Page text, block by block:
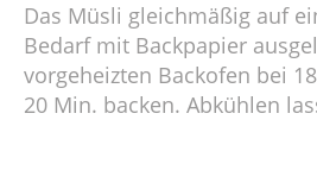
Das Müsli gleichmäßig auf
Bedarf mit Backpapier
vorgeheizten Backofen bei
20 Min. backen. Abkühlen